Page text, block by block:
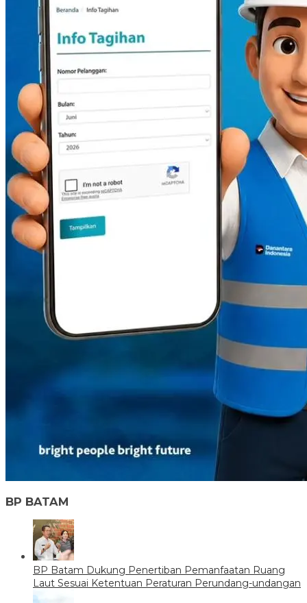
BP BATAM
BP Batam Dukung Penertiban Pemanfaatan Ruang
Laut Sesuai Ketentuan Peraturan Perundang-undangan